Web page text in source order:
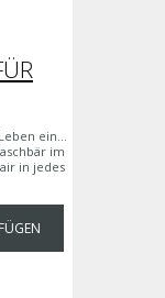
ein...
im
in jedes